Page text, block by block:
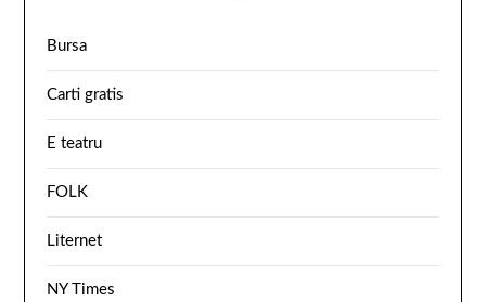
Bursa
Carti gratis
E teatru
FOLK
Liternet
NY Times